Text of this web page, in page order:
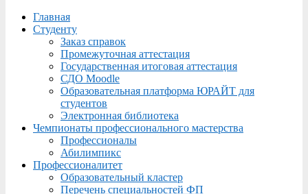
Menu
Главная
Студенту
Заказ справок
Промежуточная аттестация
Государственная итоговая аттестация
СДО Moodle
Образовательная платформа ЮРАЙТ для
студентов
Электронная библиотека
Чемпионаты профессионального мастерства
Профессионалы
Абилимпикс
Профессионалитет
Образовательный кластер
Перечень специальностей ФП